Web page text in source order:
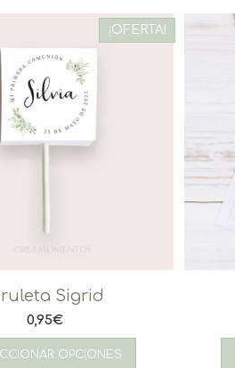
¡OFERTA!
Sigrid
0,95€
OPCIONES